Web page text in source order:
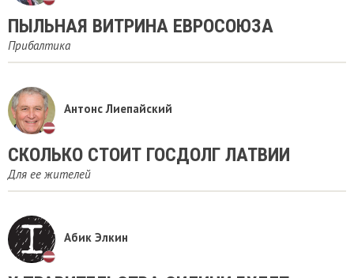
ПЫЛЬНАЯ ВИТРИНА ЕВРОСОЮЗА
Прибалтика
Антонс Лиепайский
СКОЛЬКО СТОИТ ГОСДОЛГ ЛАТВИИ
Для ее жителей
Абик Элкин